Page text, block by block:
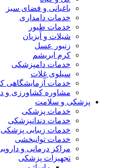
باغبانی و فضای سبز
خدمات دامداری
خدمات طیور
شیلات و آبزیان
زنبور عسل
کرم ابریشم
خدمات دامپزشکی
سیلوی غلات
خدمات آزمایشگاهی
مشاوره کشاورزی و
پزشکی و سلامت
خدمات پزشکی
خدمات دندانپزشکی
خدمات زیبایی پزشکی
خدمات توانبخشی
مراکز درمانی و
تجهیزات پزشکی